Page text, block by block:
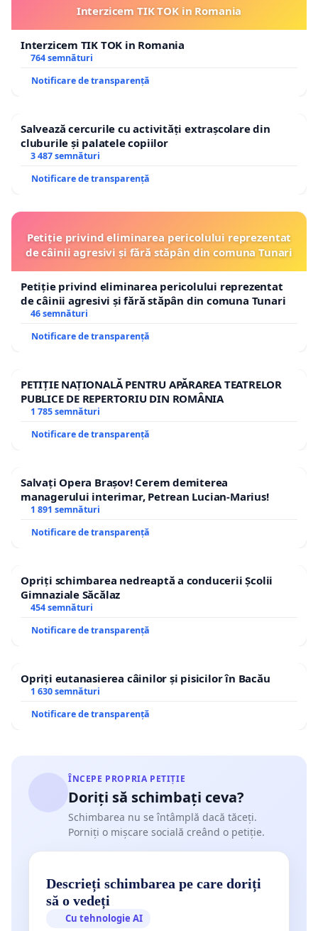
Interzicem TIK TOK in Romania
Interzicem TIK TOK in Romania
764 semnături
Notificare de transparență
Salvează cercurile cu activități extrașcolare din
cluburile și palatele copiilor
3 487 semnături
Notificare de transparență
Petiție privind eliminarea pericolului reprezentat
de câinii agresivi și fără stăpân din comuna Tunari
Petiție privind eliminarea pericolului reprezentat
de câinii agresivi și fără stăpân din comuna Tunari
46 semnături
Notificare de transparență
PETIȚIE NAȚIONALĂ PENTRU APĂRAREA TEATRELOR
PUBLICE DE REPERTORIU DIN ROMÂNIA
1 785 semnături
Notificare de transparență
Salvați Opera Brașov! Cerem demiterea
managerului interimar, Petrean Lucian-Marius!
1 891 semnături
Notificare de transparență
Opriți schimbarea nedreaptă a conducerii Școlii
Gimnaziale Săcălaz
454 semnături
Notificare de transparență
Opriți eutanasierea câinilor și pisicilor în Bacău
1 630 semnături
Notificare de transparență
ÎNCEPE PROPRIA PETIȚIE
Doriți să schimbați ceva?
Schimbarea nu se întâmplă dacă tăceți.
Porniți o mișcare socială creând o petiție.
Descrieți schimbarea pe care doriți
să o vedeți
Cu tehnologie AI